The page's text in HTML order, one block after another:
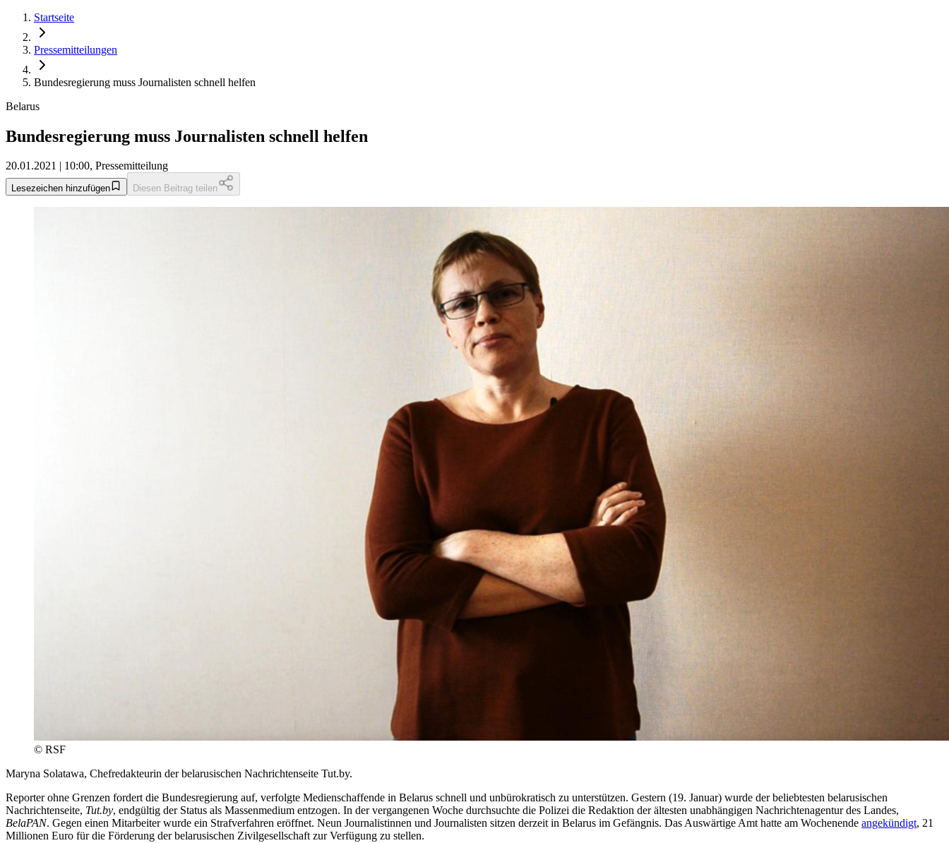
Startseite
Pressemitteilungen
Bundesregierung muss Journalisten schnell helfen
Belarus
Bundesregierung muss Journalisten schnell helfen
20.01.2021 | 10:00, Pressemitteilung
Lesezeichen hinzufügen Diesen Beitrag teilen
© RSF
Maryna Solatawa, Chefredakteurin der belarusischen Nachrichtenseite Tut.by.
Reporter ohne Grenzen fordert die Bundesregierung auf, verfolgte Medienschaffende in Belarus schnell und unbürokratisch zu unterstützen. Gestern (19. Januar) wurde der beliebtesten belarusischen
Nachrichtenseite, Tut.by, endgültig der Status als Massenmedium entzogen. In der vergangenen Woche durchsuchte die Polizei die Redaktion der ältesten unabhängigen Nachrichtenagentur des Landes,
BelaPAN. Gegen einen Mitarbeiter wurde ein Strafverfahren eröffnet. Neun Journalistinnen und Journalisten sitzen derzeit in Belarus im Gefängnis. Das Auswärtige Amt hatte am Wochenende angekündigt, 21
Millionen Euro für die Förderung der belarusischen Zivilgesellschaft zur Verfügung zu stellen.